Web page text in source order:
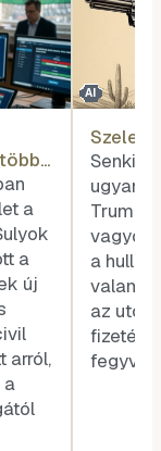
a
a
új
arról,
a
AI
Szele
Senkit
Trump
a
az
fizetése